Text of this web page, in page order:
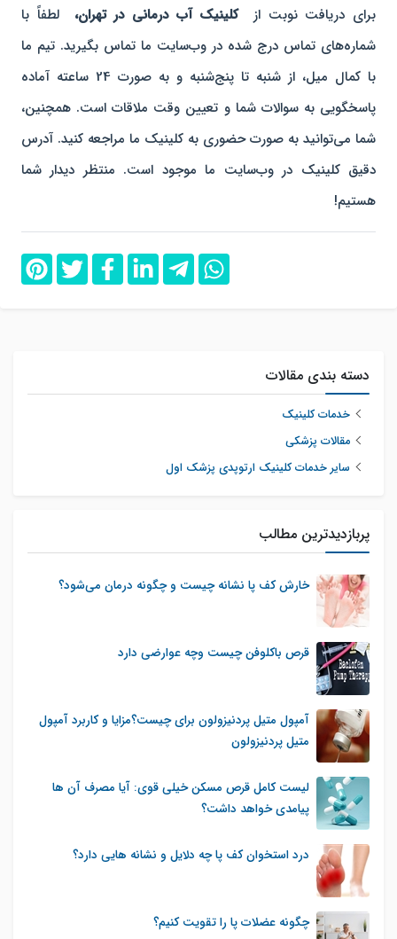
برای دریافت نوبت از کلینیک آب درمانی در تهران،
لطفاً با
شماره‌های تماس درج شده در وب‌سایت ما تماس بگیرید. تیم ما
با کمال میل، از شنبه تا پنج‌شنبه و به صورت 24 ساعته آماده
پاسخگویی به سوالات شما و تعیین وقت ملاقات است. همچنین،
شما می‌توانید به صورت حضوری به کلینیک ما مراجعه کنید. آدرس
دقیق کلینیک در وب‌سایت ما موجود است. منتظر دیدار شما
هستیم!
دسته بندی مقالات
خدمات کلینیک
مقالات پزشکی
سایر خدمات کلینیک ارتوپدی پزشک اول
پربازدیدترین مطالب
خارش کف پا نشانه چیست و چگونه درمان می‌شود؟
قرص باکلوفن چیست وچه عوارضی دارد
آمپول متیل پردنیزولون برای چیست؟مزایا و کاربرد آمپول
متیل پردنیزولون
لیست کامل قرص مسکن خیلی قوی: آیا مصرف آن ها
پیامدی خواهد داشت؟
درد استخوان کف پا چه دلایل و نشانه هایی دارد؟
چگونه عضلات پا را تقویت کنیم؟